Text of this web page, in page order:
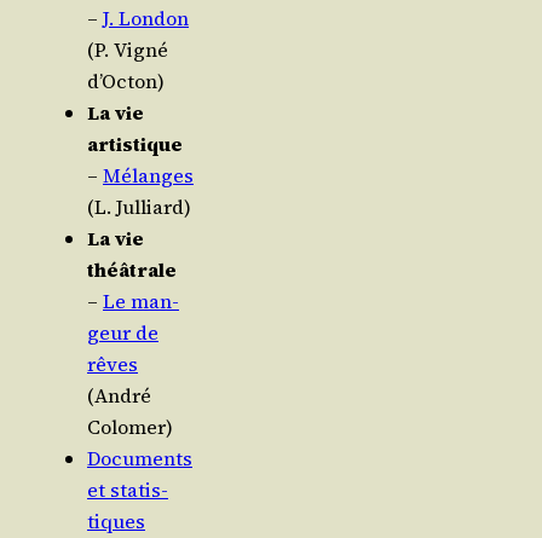
–J. Lon­don
(P. Vigné
d’Octon)
La vie
artistique
– Mélanges
(L. Julliard)
La vie
théâtrale
– Le man­
geur de
rêves
(André
Colomer)
Docu­ments
et sta­tis­
tiques